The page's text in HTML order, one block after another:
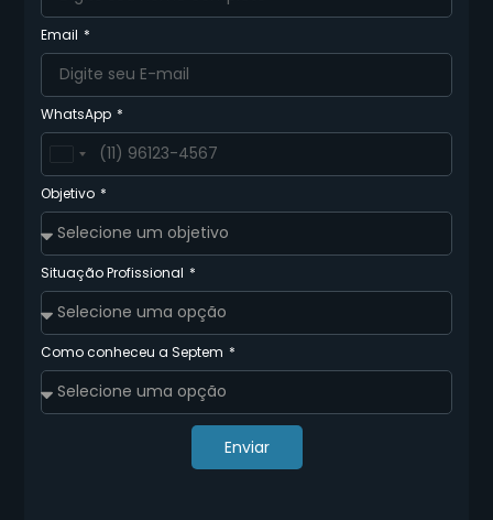
Email
WhatsApp
Brazil
+55
Objetivo
Situação Profissional
Como conheceu a Septem
Enviar